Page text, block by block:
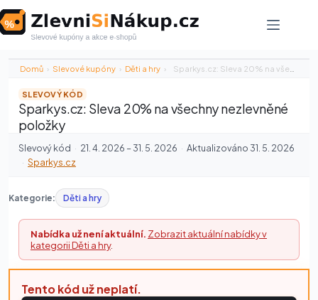
to
content
Domů › Slevové kupóny › Děti a hry › Sparkys.cz: Sleva 20% na všechny nezlevněné…
SLEVOVÝ KÓD
Sparkys.cz: Sleva 20% na všechny nezlevněné
položky
Slevový kód · 21. 4. 2026 – 31. 5. 2026 · Aktualizováno 31. 5. 2026
· Sparkys.cz
Kategorie: Děti a hry
Nabídka už není aktuální. Zobrazit aktuální nabídky v
kategorii Děti a hry.
Tento kód už neplatí.